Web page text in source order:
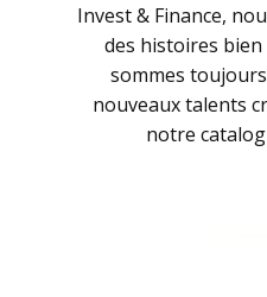
Invest & Finance,
des histoires
sommes
nouveaux talents
notre